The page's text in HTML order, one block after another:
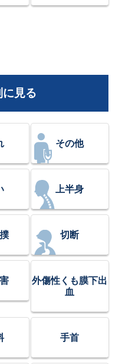
見る
その他
上半身
切断
外傷性くも膜下出
血
手首